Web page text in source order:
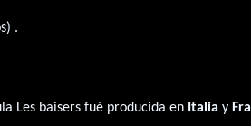
.
Les baisers fué producida en Italia y